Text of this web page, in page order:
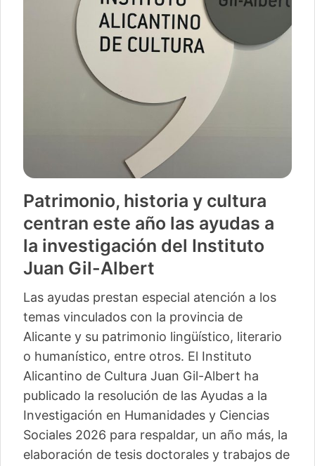
Patrimonio, historia y cultura
centran este año las ayudas a
la investigación del Instituto
Juan Gil-Albert
Las ayudas prestan especial atención a los
temas vinculados con la provincia de
Alicante y su patrimonio lingüístico, literario
o humanístico, entre otros. El Instituto
Alicantino de Cultura Juan Gil-Albert ha
publicado la resolución de las Ayudas a la
Investigación en Humanidades y Ciencias
Sociales 2026 para respaldar, un año más, la
elaboración de tesis doctorales y trabajos de